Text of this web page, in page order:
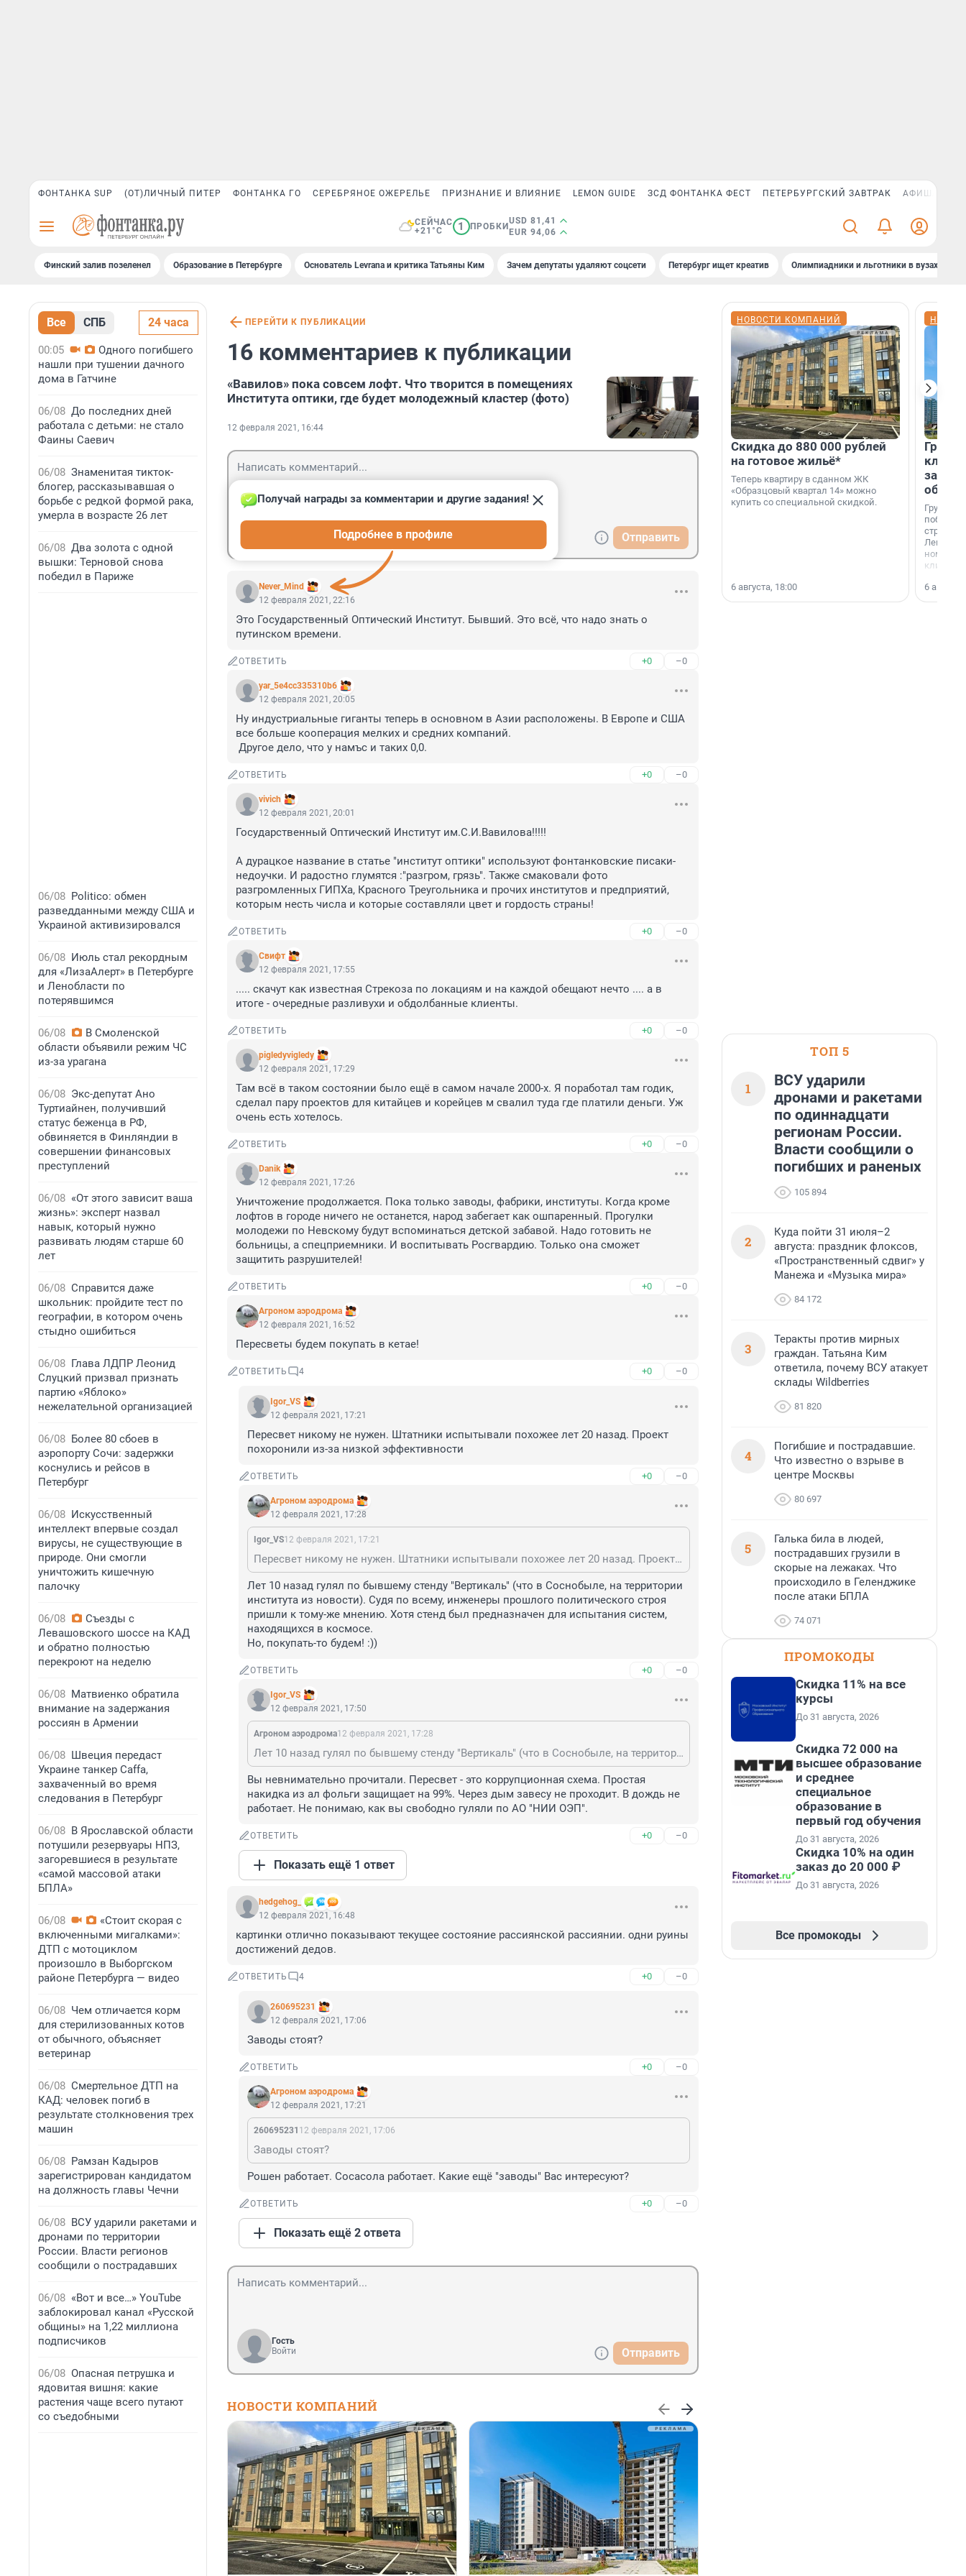
ФОНТАНКА SUP (ОТ)ЛИЧНЫЙ ПИТЕР ФОНТАНКА ГО СЕРЕБРЯНОЕ ОЖЕРЕЛЬЕ ПРИЗНАНИЕ И ВЛИЯНИЕ LEMON GUIDE ЗСД ФОНТАНКА ФЕСТ ПЕТЕРБУРГСКИЙ ЗАВТРАК АФИША PLUS
СЕЙЧАС
+21°C
1 ПРОБКИ
USD 81,41
EUR 94,06
Финский залив позеленел Образование в Петербурге Основатель Levrana и критика Татьяны Ким Зачем депутаты удаляют соцсети Петербург ищет креатив Олимпиадники и льготники в вузах СПб
Все СПБ 24 часа
00:05
Одного погибшего
нашли при тушении дачного
дома в Гатчине
06/08 До последних дней
работала с детьми: не стало
Фаины Саевич
06/08 Знаменитая тикток-
блогер, рассказывавшая о
борьбе с редкой формой рака,
умерла в возрасте 26 лет
06/08 Два золота с одной
вышки: Терновой снова
победил в Париже
06/08 Politico: обмен
разведданными между США и
Украиной активизировался
06/08 Июль стал рекордным
для «ЛизаАлерт» в Петербурге
и Ленобласти по
потерявшимся
06/08
В Смоленской
области объявили режим ЧС
из-за урагана
06/08 Экс-депутат Ано
Туртиайнен, получивший
статус беженца в РФ,
обвиняется в Финляндии в
совершении финансовых
преступлений
06/08 «От этого зависит ваша
жизнь»: эксперт назвал
навык, который нужно
развивать людям старше 60
лет
06/08 Справится даже
школьник: пройдите тест по
географии, в котором очень
стыдно ошибиться
06/08 Глава ЛДПР Леонид
Слуцкий призвал признать
партию «Яблоко»
нежелательной организацией
06/08 Более 80 сбоев в
аэропорту Сочи: задержки
коснулись и рейсов в
Петербург
06/08 Искусственный
интеллект впервые создал
вирусы, не существующие в
природе. Они смогли
уничтожить кишечную
палочку
06/08
Съезды с
Левашовского шоссе на КАД
и обратно полностью
перекроют на неделю
06/08 Матвиенко обратила
внимание на задержания
россиян в Армении
06/08 Швеция передаст
Украине танкер Caffa,
захваченный во время
следования в Петербург
06/08 В Ярославской области
потушили резервуары НПЗ,
загоревшиеся в результате
«самой массовой атаки
БПЛА»
06/08
«Стоит скорая с
включенными мигалками»:
ДТП с мотоциклом
произошло в Выборгском
районе Петербурга — видео
06/08 Чем отличается корм
для стерилизованных котов
от обычного, объясняет
ветеринар
06/08 Смертельное ДТП на
КАД: человек погиб в
результате столкновения трех
машин
06/08 Рамзан Кадыров
зарегистрирован кандидатом
на должность главы Чечни
06/08 ВСУ ударили ракетами и
дронами по территории
России. Власти регионов
сообщили о пострадавших
06/08 «Вот и все…» YouTube
заблокировал канал «Русской
общины» на 1,22 миллиона
подписчиков
06/08 Опасная петрушка и
ядовитая вишня: какие
растения чаще всего путают
со съедобными
ПЕРЕЙТИ К ПУБЛИКАЦИИ
16 комментариев к публикации
«Вавилов» пока совсем лофт. Что творится в помещениях
Института оптики, где будет молодежный кластер (фото)
12 февраля 2021, 16:44
Отправить
Never_Mind
Получай награды за комментарии и другие задания!
Подробнее в профиле
12 февраля 2021, 22:16
Это Государственный Оптический Институт. Бывший. Это всё, что надо знать о
путинском времени.
ОТВЕТИТЬ +0 –0
yar_5e4cc335310b6
12 февраля 2021, 20:05
Ну индустриальные гиганты теперь в основном в Азии расположены. В Европе и США
все больше кооперация мелких и средних компаний.
Другое дело, что у намъс и таких 0,0.
ОТВЕТИТЬ +0 –0
vivich
12 февраля 2021, 20:01
Государственный Оптический Институт им.С.И.Вавилова!!!!!
А дурацкое название в статье "институт оптики" используют фонтанковские писаки-
недоучки. И радостно глумятся :"разгром, грязь". Также смаковали фото
разгромленных ГИПХа, Красного Треугольника и прочих институтов и предприятий,
которым несть числа и которые составляли цвет и гордость страны!
ОТВЕТИТЬ +0 –0
Cвифт
12 февраля 2021, 17:55
..... скачут как известная Стрекоза по локациям и на каждой обещают нечто .... а в
итоге - очередные разливухи и обдолбанные клиенты.
ОТВЕТИТЬ +0 –0
pigledyvigledy
12 февраля 2021, 17:29
Там всё в таком состоянии было ещё в самом начале 2000-х. Я поработал там годик,
сделал пару проектов для китайцев и корейцев м свалил туда где платили деньги. Уж
очень есть хотелось.
ОТВЕТИТЬ +0 –0
Danik
12 февраля 2021, 17:26
Уничтожение продолжается. Пока только заводы, фабрики, институты. Когда кроме
лофтов в городе ничего не останется, народ забегает как ошпаренный. Прогулки
молодежи по Невскому будут вспоминаться детской забавой. Надо готовить не
больницы, а спецприемники. И воспитывать Росгвардию. Только она сможет
защитить разрушителей!
ОТВЕТИТЬ +0 –0
Агроном аэродрома
12 февраля 2021, 16:52
Пересветы будем покупать в кетае!
ОТВЕТИТЬ 4 +0 –0
Igor_VS
12 февраля 2021, 17:21
Пересвет никому не нужен. Штатники испытывали похожее лет 20 назад. Проект
похоронили из-за низкой эффективности
ОТВЕТИТЬ +0 –0
Агроном аэродрома
12 февраля 2021, 17:28
Igor_VS12 февраля 2021, 17:21
Пересвет никому не нужен. Штатники испытывали похожее лет 20 назад. Проект похоронили из-за низкой эффективности
Лет 10 назад гулял по бывшему стенду "Вертикаль" (что в Соснобыле, на территории
института из новости). Судя по всему, инженеры прошлого политического строя
пришли к тому-же мнению. Хотя стенд был предназначен для испытания систем,
находящихся в космосе.
Но, покупать-то будем! :))
ОТВЕТИТЬ +0 –0
Igor_VS
12 февраля 2021, 17:50
Агроном аэродрома12 февраля 2021, 17:28
Лет 10 назад гулял по бывшему стенду "Вертикаль" (что в Соснобыле, на территории института из новости). Судя по всему, инженеры прошлого политического строя пришли к тому-же мнению. Хотя стенд был предназначен для испытания систем, находящихся в космосе. Но, покупать-то будем! :))
Вы невнимательно прочитали. Пересвет - это коррупционная схема. Простая
накидка из ал фольги защищает на 99%. Через дым завесу не проходит. В дождь не
работает. Не понимаю, как вы свободно гуляли по АО "НИИ ОЭП".
ОТВЕТИТЬ +0 –0
Показать ещё 1 ответ
hedgehog_
12 февраля 2021, 16:48
картинки отлично показывают текущее состояние рассиянской рассиянии. одни руины
достижений дедов.
ОТВЕТИТЬ 4 +0 –0
260695231
12 февраля 2021, 17:06
Заводы стоят?
ОТВЕТИТЬ +0 –0
Агроном аэродрома
12 февраля 2021, 17:21
260695231 12 февраля 2021, 17:06
Заводы стоят?
Рошен работает. Сосасола работает. Какие ещё "заводы" Вас интересуют?
ОТВЕТИТЬ +0 –0
Показать ещё 2 ответа
Гость
Войти
Отправить
НОВОСТИ КОМПАНИЙ
НОВОСТИ КОМПАНИЙ
Скидка до 880 000 рублей
на готовое жильё*
Теперь квартиру в сданном ЖК
«Образцовый квартал 14» можно
купить со специальной скидкой.
6 августа, 18:00
Группа
области».
6
ТОП 5
1
ВСУ ударили
дронами и ракетами
по одиннадцати
регионам России.
Власти сообщили о
погибших и раненых
105 894
2
Куда пойти 31 июля–2
августа: праздник флоксов,
«Пространственный сдвиг» у
Манежа и «Музыка мира»
84 172
3
Теракты против мирных
граждан. Татьяна Ким
ответила, почему ВСУ атакует
склады Wildberries
81 820
4
Погибшие и пострадавшие.
Что известно о взрыве в
центре Москвы
80 697
5
Галька била в людей,
пострадавших грузили в
скорые на лежаках. Что
происходило в Геленджике
после атаки БПЛА
74 071
ПРОМОКОДЫ
Скидка 11% на все
курсы
До 31 августа, 2026
Скидка 72 000 на
высшее образование
и среднее
специальное
образование в
первый год обучения
До 31 августа, 2026
Скидка 10% на один
заказ до 20 000 ₽
До 31 августа, 2026
Все промокоды